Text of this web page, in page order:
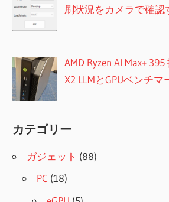
刷状況をカメラで確認
AMD Ryzen AI Max+ 395
X2 LLMとGPUベンチマ
カテゴリー
ガジェット (88)
PC (18)